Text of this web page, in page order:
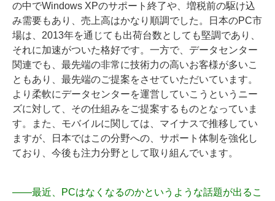
の中でWindows XPのサポート終了や、増税前の駆け込
み需要もあり、売上高はかなり順調でした。日本のPC市
場は、2013年を通じても出荷台数としても堅調であり、
それに加速がついた格好です。一方で、データセンター
関連でも、最先端の非常に技術力の高いお客様が多いこ
ともあり、最先端のご提案をさせていただいています。
より柔軟にデータセンターを運営していこうというニー
ズに対して、その仕組みをご提案するものとなっていま
す。また、モバイルに関しては、マイナスで推移してい
ますが、日本ではこの分野への、サポート体制を強化し
ており、今後も注力分野として取り組んでいます。
――最近、PCはなくなるのかというような話題が出るこ